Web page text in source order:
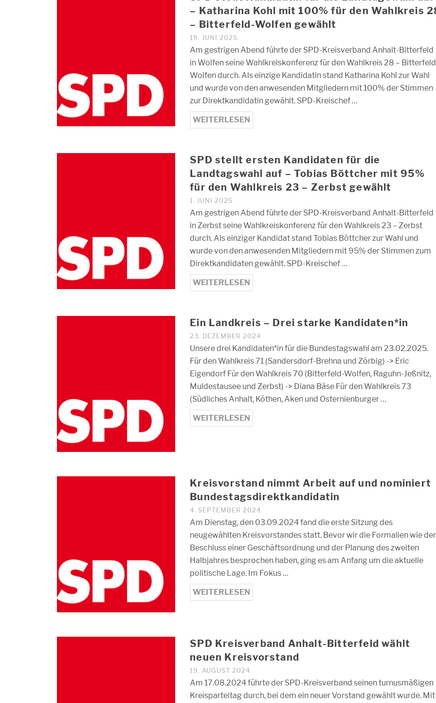
– Katharina Kohl mit 100% für den Wahlkreis
– Bitterfeld-Wolfen gewählt
19. JUNI 2025
Am gestrigen Abend führte der SPD-Kreisverband Anhalt-Bitterfeld
in Wolfen seine Wahlkreiskonferenz für den Wahlkreis 28 –
Wolfen durch. Als einzige Kandidatin stand Katharina Kohl zur Wahl
und wurde von den anwesenden Mitgliedern mit 100% der Stimmen
zur Direktkandidatin gewählt. SPD-Kreischef …
WEITERLESEN
SPD stellt ersten Kandidaten für die
Landtagswahl auf – Tobias Böttcher mit 95%
für den Wahlkreis 23 – Zerbst gewählt
1. JUNI 2025
Am gestrigen Abend führte der SPD-Kreisverband Anhalt-Bitterfeld
in Zerbst seine Wahlkreiskonferenz für den Wahlkreis 23 – Zerbst
durch. Als einziger Kandidat stand Tobias Böttcher zur Wahl und
wurde von den anwesenden Mitgliedern mit 95% der Stimmen zum
Direktkandidaten gewählt. SPD-Kreischef …
WEITERLESEN
Ein Landkreis – Drei starke Kandidaten*in
23. DEZEMBER 2024
Unsere drei Kandidaten*in für die Bundestagswahl am 23.02.2025.
Für den Wahlkreis 71 (Sandersdorf-Brehna und Zörbig) -> Eric
Eigendorf Für den Wahlkreis 70 (Bitterfeld-Wolfen, Raguhn-Jeßnitz,
Muldestausee und Zerbst) -> Diana Bäse Für den Wahlkreis 73
(Südliches Anhalt, Köthen, Aken und Osternienburger …
WEITERLESEN
Kreisvorstand nimmt Arbeit auf und nominiert
Bundestagsdirektkandidatin
4. SEPTEMBER 2024
Am Dienstag, den 03.09.2024 fand die erste Sitzung des
neugewählten Kreisvorstandes statt. Bevor wir die Formalien wie
Beschluss einer Geschäftsordnung und der Planung des zweiten
Halbjahres besprochen haben, ging es am Anfang um die aktuelle
politische Lage. Im Fokus …
WEITERLESEN
SPD Kreisverband Anhalt-Bitterfeld wählt
neuen Kreisvorstand
19. AUGUST 2024
Am 17.08.2024 führte der SPD-Kreisverband seinen turnusmäßigen
Kreisparteitag durch, bei dem ein neuer Vorstand gewählt wurde. Mit